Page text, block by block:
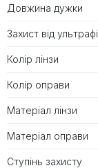
Довжина дужки
Захист від
Колір лінзи
Колір оправи
Матеріал лінзи
Матеріал оправи
Ступінь захисту